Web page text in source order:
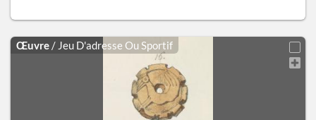
Œuvre / Jeu D'adresse Ou Sportif